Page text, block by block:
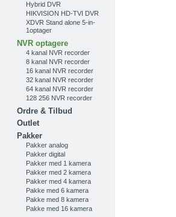
Hybrid DVR
HIKVISION HD-TVI DVR
XDVR Stand alone 5-in-
1optager
NVR optagere
4 kanal NVR recorder
8 kanal NVR recorder
16 kanal NVR recorder
32 kanal NVR recorder
64 kanal NVR recorder
128 256 NVR recorder
Ordre & Tilbud
Outlet
Pakker
Pakker analog
Pakker digital
Pakker med 1 kamera
Pakker med 2 kamera
Pakker med 4 kamera
Pakke med 6 kamera
Pakke med 8 kamera
Pakke med 16 kamera